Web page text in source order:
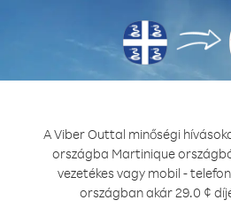
A Viber Outtal minőségi
országba Martinique
vezetékes vagy mobil -
országban akár 29.0 ¢